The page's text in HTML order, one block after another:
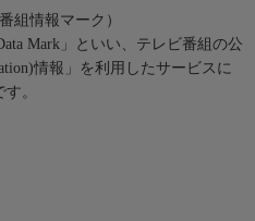
組情報マーク）
Mark」といい、テレビ番組の公
情報」を利用したサービスに
。